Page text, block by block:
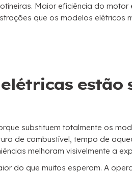
Maior eficiência do
que os modelos elétricos
estão
substituem totalmente os
de combustível, tempo de
melhoram visivelmente a
do que muitos esperam. A